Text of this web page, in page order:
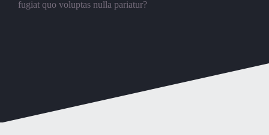
fugiat quo voluptas nulla pariatur?